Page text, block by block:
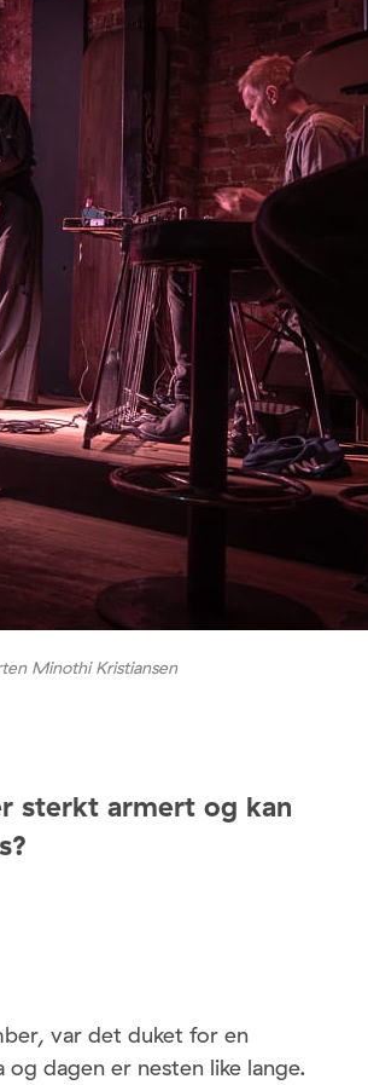
Minothi Kristiansen
sterkt armert og kan
var det duket for en
dagen er nesten like lange.